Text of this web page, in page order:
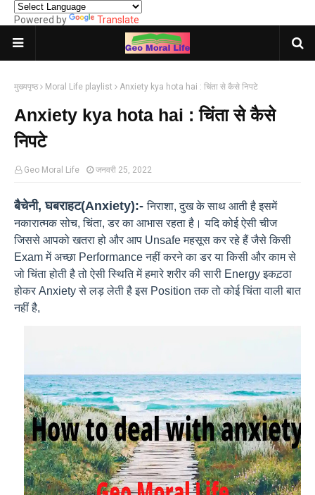
Powered by Translate
मुख्यपृष्ठ Moral Life playlist Anxiety kya hota hai : चिंता से कैसे निपटे
Anxiety kya hota hai : चिंता से कैसे
निपटे
Geo Moral Life जनवरी 25, 2022
बैचेनी, घबराहट(Anxiety):-निराशा, दुख के साथ आती है इसमें
नकारात्मक सोच, चिंता, डर का आभास रहता है। यदि कोई ऐसी चीज
जिससे आपको खतरा हो और आप Unsafe महसूस कर रहे हैं जैसे किसी
Exam में अच्छा Performance नहीं करने का डर या किसी और काम से
जो चिंता होती है तो ऐसी स्थिति में हमारे शरीर की सारी Energy इकट़ठा
होकर Anxiety से लड़ लेती है इस Position तक तो कोई चिंता वाली बात
नहीं है,